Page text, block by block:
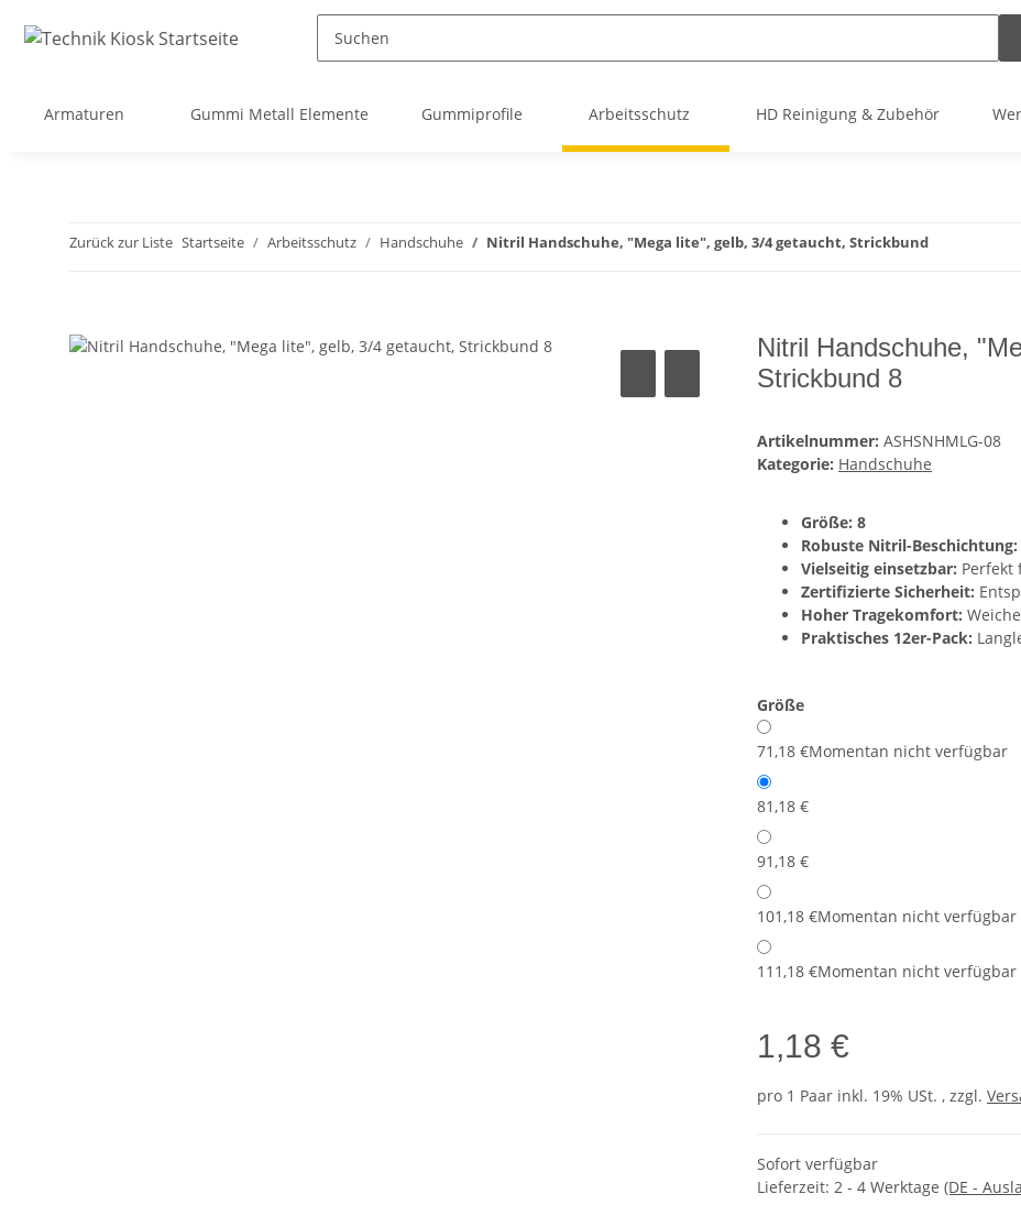
Armaturen Gummi Metall Elemente Gummiprofile Arbeitsschutz HD Reinigung & Zubehör
Zurück zur Liste Startseite Arbeitsschutz Handschuhe Nitril Handschuhe, "Mega lite", gelb, 3/4 getaucht, Strickbund
Nitril Handschuhe,
Strickbund 8
Artikelnummer: ASHSNHMLG-08
Kategorie: Handschuhe
Größe: 8
Robuste Nitril-Beschichtung:
Vielseitig einsetzbar: Perfekt
Zertifizierte Sicherheit:
Hoher Tragekomfort:
Praktisches 12er-Pack:
Größe
71,18 €Momentan nicht verfügbar
81,18 €
91,18 €
101,18 €Momentan nicht verfügbar
11 1,18 €Momentan nicht verfügbar
1,18 €
pro 1 Paar inkl. 19% USt. , zzgl.
Sofort verfügbar
Lieferzeit: 2 - 4 Werktage (DE -